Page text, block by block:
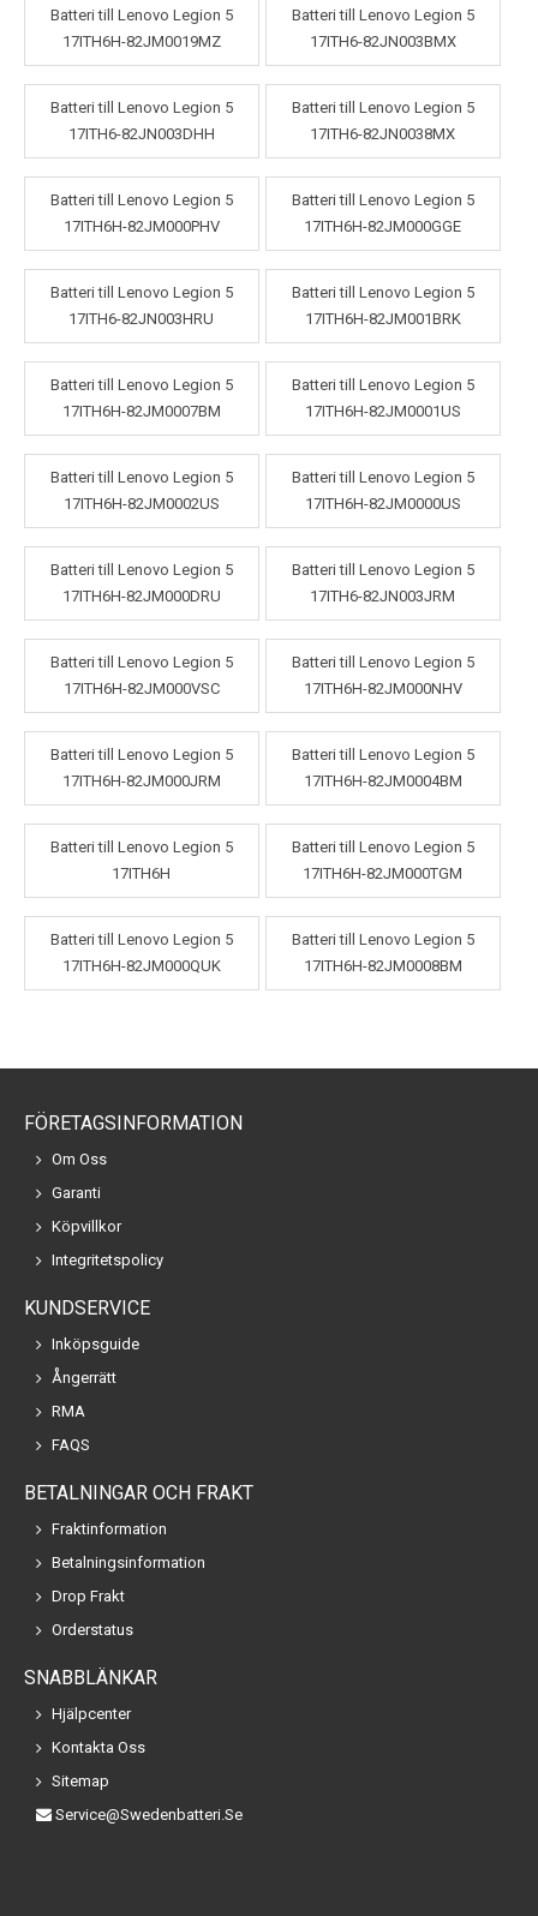
Batteri till Lenovo Legion 5
17ITH6H-82JM0019MZ
Batteri till Lenovo Legion 5
17ITH6-82JN003BMX
Batteri till Lenovo Legion 5
17ITH6-82JN003DHH
Batteri till Lenovo Legion 5
17ITH6-82JN0038MX
Batteri till Lenovo Legion 5
17ITH6H-82JM000PHV
Batteri till Lenovo Legion 5
17ITH6H-82JM000GGE
Batteri till Lenovo Legion 5
17ITH6-82JN003HRU
Batteri till Lenovo Legion 5
17ITH6H-82JM001BRK
Batteri till Lenovo Legion 5
17ITH6H-82JM0007BM
Batteri till Lenovo Legion 5
17ITH6H-82JM0001US
Batteri till Lenovo Legion 5
17ITH6H-82JM0002US
Batteri till Lenovo Legion 5
17ITH6H-82JM0000US
Batteri till Lenovo Legion 5
17ITH6H-82JM000DRU
Batteri till Lenovo Legion 5
17ITH6-82JN003JRM
Batteri till Lenovo Legion 5
17ITH6H-82JM000VSC
Batteri till Lenovo Legion 5
17ITH6H-82JM000NHV
Batteri till Lenovo Legion 5
17ITH6H-82JM000JRM
Batteri till Lenovo Legion 5
17ITH6H-82JM0004BM
Batteri till Lenovo Legion 5
17ITH6H
Batteri till Lenovo Legion 5
17ITH6H-82JM000TGM
Batteri till Lenovo Legion 5
17ITH6H-82JM000QUK
Batteri till Lenovo Legion 5
17ITH6H-82JM0008BM
FÖRETAGSINFORMATION
Om Oss
Garanti
Köpvillkor
Integritetspolicy
KUNDSERVICE
Inköpsguide
Ångerrätt
RMA
FAQS
BETALNINGAR OCH FRAKT
Fraktinformation
Betalningsinformation
Drop Frakt
Orderstatus
SNABBLÄNKAR
Hjälpcenter
Kontakta Oss
Sitemap
Service@swedenbatteri.se